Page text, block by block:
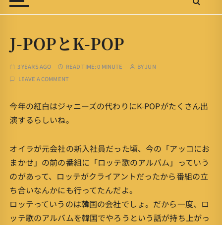
n
J-POPとK-POP
3 YEARS AGO READ TIME:0 MINUTE BYJUN
LEAVE A COMMENT
今年の紅白はジャニーズの代わりにK-POPがたくさん出
演するらしいね。
オイラが元会社の新入社員だった頃、今の「アッコにお
まかせ」の前の番組に「ロッテ歌のアルバム」っていう
のがあって、ロッテがクライアントだったから番組の立
ち合いなんかにも行ってたんだよ。
ロッテっていうのは韓国の会社でしょ。だから一度、ロ
ッテ歌のアルバムを韓国でやろうという話が持ち上がっ